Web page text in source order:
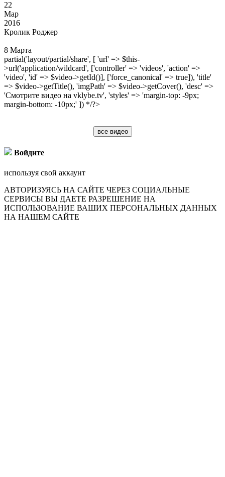
22
Мар
2016
Кролик Роджер
8 Марта
partial('layout/partial/share', [ 'url' => $this-
>url('application/wildcard', ['controller' => 'videos', 'action' =>
'video', 'id' => $video->getId()], ['force_canonical' => true]), 'title'
=> $video->getTitle(), 'imgPath' => $video->getCover(), 'desc' =>
'Смотрите видео на vklybe.tv', 'styles' => 'margin-top: -9px;
margin-bottom: -10px;' ]) */?>
все видео
Войдите
используя свой аккаунт
АВТОРИЗУЯСЬ НА САЙТЕ ЧЕРЕЗ СОЦИАЛЬНЫЕ
СЕРВИСЫ ВЫ ДАЕТЕ РАЗРЕШЕНИЕ НА
ИСПОЛЬЗОВАНИЕ ВАШИХ ПЕРСОНАЛЬНЫХ ДАННЫХ
НА НАШЕМ САЙТЕ